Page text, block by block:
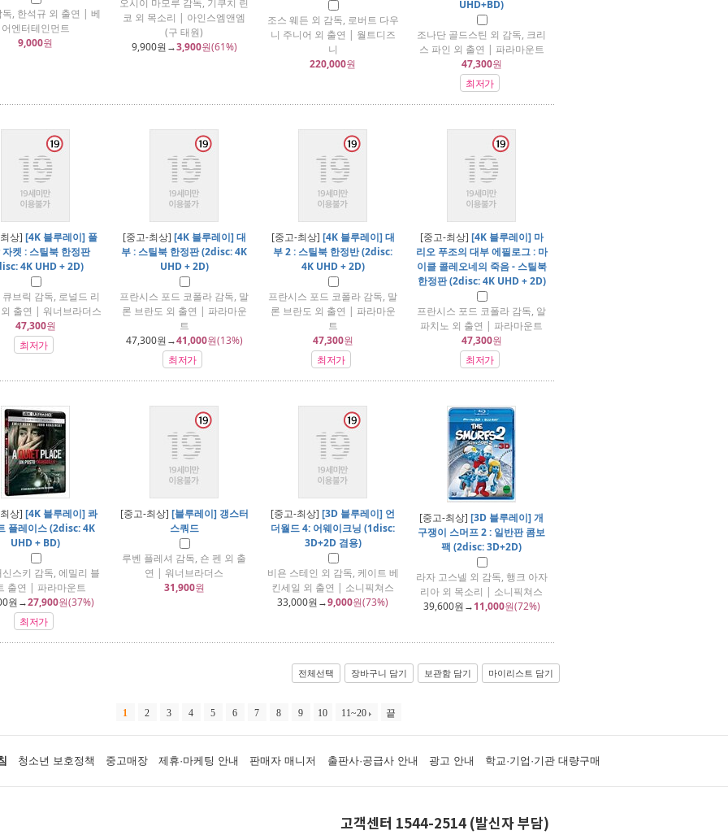
독, 한석규 외 출연 | 베
어엔터테인먼트
9,000원
오시이 마모루 감독, 기쿠치 린
코 외 목소리 | 아인스엠앤엠
(구 태원)
9,900원→3,900원(61%)
조스 웨든 외 감독, 로버트 다우
니 주니어 외 출연 | 월트디즈
니
220,000원
UHD+BD)
조나단 골드스틴 외 감독, 크리
스 파인 외 출연 | 파라마운트
47,300원
최저가
상] [4K 블루레이] 풀
켓 : 스틸북 한정판
4K UHD + 2D)
브릭 감독, 로널드 리
출연 | 워너브라더스
47,300원
최저가
[중고-최상] [4K 블루레이] 대
부 : 스틸북 한정판 (2disc: 4K
UHD + 2D)
프란시스 포드 코폴라 감독, 말
론 브란도 외 출연 | 파라마운
트
47,300원→41,000원(13%)
최저가
[중고-최상] [4K 블루레이] 대
부 2 : 스틸북 한정반 (2disc:
4K UHD + 2D)
프란시스 포드 코폴라 감독, 말
론 브란도 외 출연 | 파라마운
트
47,300원
최저가
[중고-최상] [4K 블루레이] 마
리오 푸조의 대부 에필로그 : 마
이클 콜레오네의 죽음 - 스틸북
한정판 (2disc: 4K UHD + 2D)
프란시스 포드 코폴라 감독, 알
파치노 외 출연 | 파라마운트
47,300원
최저가
상] [4K 블루레이] 콰
플레이스 (2disc: 4K
UHD + BD)
신스키 감독, 에밀리 블
출연 | 파라마운트
원→27,900원(37%)
최저가
[중고-최상] [블루레이] 갱스터
스쿼드
루벤 플레셔 감독, 숀 펜 외 출
연 | 워너브라더스
31,900원
[중고-최상] [3D 블루레이] 언
더월드 4: 어웨이크닝 (1disc:
3D+2D 겸용)
비욘 스테인 외 감독, 케이트 베
킨세일 외 출연 | 소니픽쳐스
33,000원→9,000원(73%)
[중고-최상] [3D 블루레이] 개
구쟁이 스머프 2 : 일반판 콤보
팩 (2disc: 3D+2D)
라자 고스넬 외 감독, 행크 아자
리아 외 목소리 | 소니픽쳐스
39,600원→11,000원(72%)
전체선택 장바구니 담기 보관함 담기 마이리스트 담기
1 2 3 4 5 6 7 8 9 10 11~20 끝
청소년 보호정책 중고매장 제휴·마케팅 안내 판매자 매니저 출판사·공급사 안내 광고 안내 학교·기업·기관 대량구매
고객센터 1544-2514 (발신자 부담)